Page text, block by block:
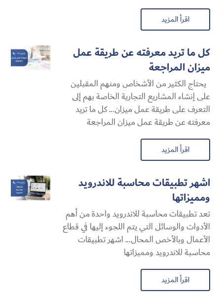
اقرأ المزيد
كل ما تريد معرفته عن طريقة عمل
ميزان المراجعة
يحتاج الكثير من الأشخاص ومنهم المقبلين
على إنشاء المشاريع التجارية الخاصة بهم إلى
التعرف على طريقة عمل ميزان... كل ما تريد
معرفته عن طريقة عمل ميزان المراجعة
اقرأ المزيد
اشهر تطبيقات محاسبة للاندرويد
ومميزاتها
تعد تطبيقات محاسبة للاندرويد واحدة من أهم
الأدوات والوسائل التي يتم اللجوء إليها في قطاع
الأعمال وبالأخص المحال... اشهر تطبيقات
محاسبة للاندرويد ومميزاتها
اقرأ المزيد